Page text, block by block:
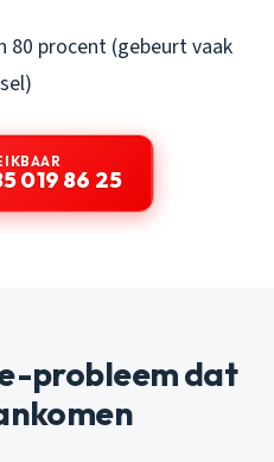
80 procent (gebeurt vaak
019 86 25
probleem dat